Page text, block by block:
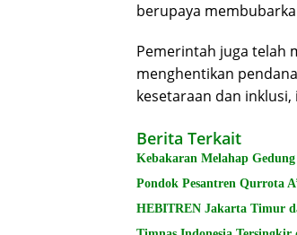
berupaya
Pemerintah juga telah
menghentikan
kesetaraan dan
Berita Terkait
Kebakaran Melahap
Pondok Pesantren Qurrota
HEBITREN Jakarta Timur